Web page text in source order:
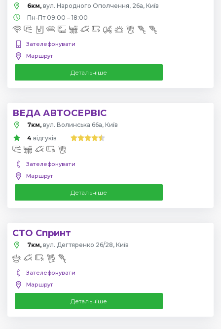
6км, вул. Народного Ополчення, 26а, Київ
Пн-Пт 09:00 – 18:00
Зателефонувати
Маршрут
Детальніше
ВЕДА АВТОСЕРВІС
7км, вул. Волинська 66а, Київ
4 відгуків
Зателефонувати
Маршрут
Детальніше
СТО Спринт
7км, вул. Дегтяренко 26/28, Київ
Зателефонувати
Маршрут
Детальніше